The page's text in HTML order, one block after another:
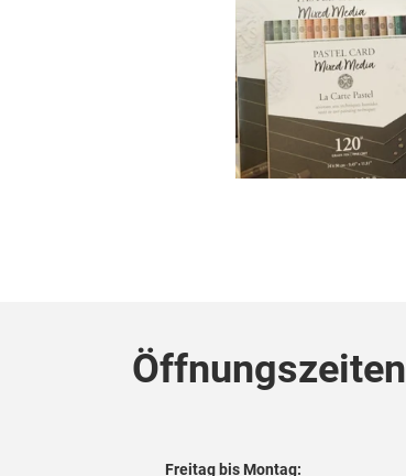
Öffnungszeiten
Freitag bis Montag: